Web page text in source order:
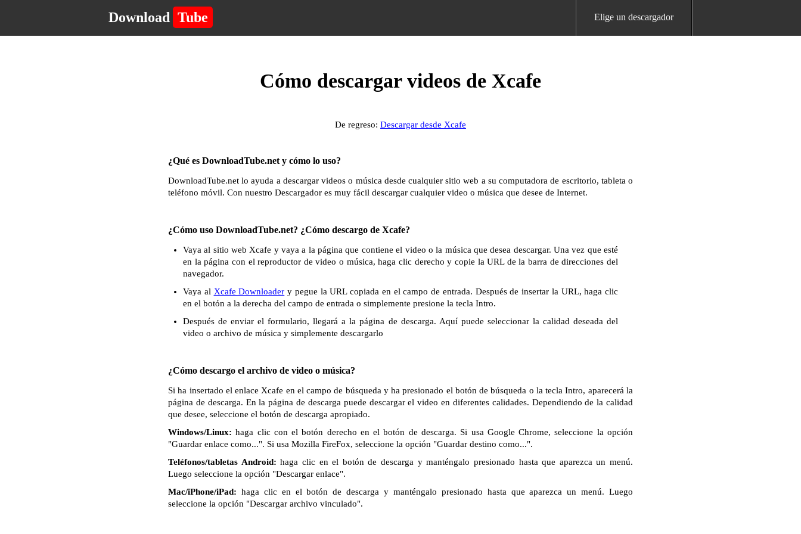
Download Tube Elige un descargador
Cómo descargar videos de Xcafe
De regreso: Descargar desde Xcafe
¿Qué es DownloadTube.net y cómo lo uso?
DownloadTube.net lo ayuda a descargar videos o música desde cualquier sitio web a su computadora de escritorio, tableta o
teléfono móvil. Con nuestro Descargador es muy fácil descargar cualquier video o música que desee de Internet.
¿Cómo uso DownloadTube.net? ¿Cómo descargo de Xcafe?
Vaya al sitio web Xcafe y vaya a la página que contiene el video o la música que desea descargar. Una vez que esté
en la página con el reproductor de video o música, haga clic derecho y copie la URL de la barra de direcciones del
navegador.
Vaya al Xcafe Downloader y pegue la URL copiada en el campo de entrada. Después de insertar la URL, haga clic
en el botón a la derecha del campo de entrada o simplemente presione la tecla Intro.
Después de enviar el formulario, llegará a la página de descarga. Aquí puede seleccionar la calidad deseada del
video o archivo de música y simplemente descargarlo
¿Cómo descargo el archivo de video o música?
Si ha insertado el enlace Xcafe en el campo de búsqueda y ha presionado el botón de búsqueda o la tecla Intro, aparecerá la
página de descarga. En la página de descarga puede descargar el video en diferentes calidades. Dependiendo de la calidad
que desee, seleccione el botón de descarga apropiado.
Windows/Linux: haga clic con el botón derecho en el botón de descarga. Si usa Google Chrome, seleccione la opción
"Guardar enlace como...". Si usa Mozilla FireFox, seleccione la opción "Guardar destino como...".
Teléfonos/tabletas Android: haga clic en el botón de descarga y manténgalo presionado hasta que aparezca un menú.
Luego seleccione la opción "Descargar enlace".
Mac/iPhone/iPad: haga clic en el botón de descarga y manténgalo presionado hasta que aparezca un menú. Luego
seleccione la opción "Descargar archivo vinculado".